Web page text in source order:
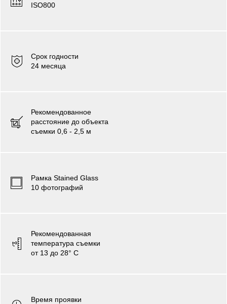
ISO800
Срок годности
24 месяца
Рекомендованное
расстояние до объекта
съемки 0,6 - 2,5 м
Рамка Stained Glass
10 фотографий
Рекомендованная
температура съемки
от 13 до 28° C
Время проявки